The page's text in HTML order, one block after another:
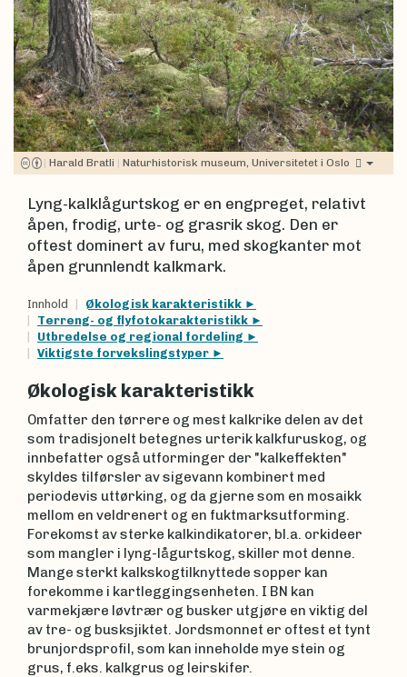
| Harald Bratli | Naturhistorisk museum, Universitetet i Oslo
Lyng-kalklågurtskog er en engpreget, relativt
åpen, frodig, urte- og grasrik skog. Den er
oftest dominert av furu, med skogkanter mot
åpen grunnlendt kalkmark.
Innhold
Økologisk karakteristikk
Terreng- og flyfotokarakteristikk
Utbredelse og regional fordeling
Viktigste forvekslingstyper
Økologisk karakteristikk
Omfatter den tørrere og mest kalkrike delen av det
som tradisjonelt betegnes urterik kalkfuruskog, og
innbefatter også utforminger der "kalkeffekten"
skyldes tilførsler av sigevann kombinert med
periodevis uttørking, og da gjerne som en mosaikk
mellom en veldrenert og en fuktmarksutforming.
Forekomst av sterke kalkindikatorer, bl.a. orkideer
som mangler i lyng-lågurtskog, skiller mot denne.
Mange sterkt kalkskogtilknyttede sopper kan
forekomme i kartleggingsenheten. I BN kan
varmekjære løvtrær og busker utgjøre en viktig del
av tre- og busksjiktet. Jordsmonnet er oftest et tynt
brunjordsprofil, som kan inneholde mye stein og
grus, f.eks. kalkgrus og leirskifer.